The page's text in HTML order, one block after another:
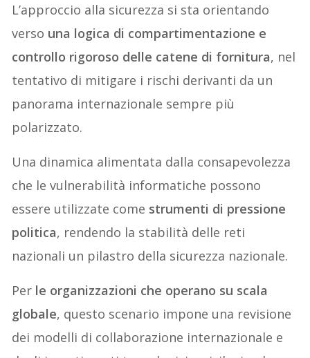
L’approccio alla sicurezza si sta orientando
verso una logica di compartimentazione e
controllo rigoroso delle catene di fornitura, nel
tentativo di mitigare i rischi derivanti da un
panorama internazionale sempre più
polarizzato.
Una dinamica alimentata dalla consapevolezza
che le vulnerabilità informatiche possono
essere utilizzate come strumenti di pressione
politica, rendendo la stabilità delle reti
nazionali un pilastro della sicurezza nazionale.
Per le organizzazioni che operano su scala
globale, questo scenario impone una revisione
dei modelli di collaborazione internazionale e